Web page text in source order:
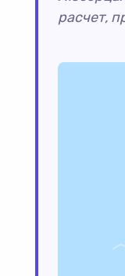
расчет,